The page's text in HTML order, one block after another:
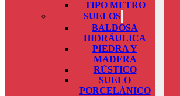
TIPO METRO
SUELOS
BALDOSA
HIDRÁULICA
PIEDRA Y
MADERA
RÚSTICO
SUELO
PORCELÁNICO